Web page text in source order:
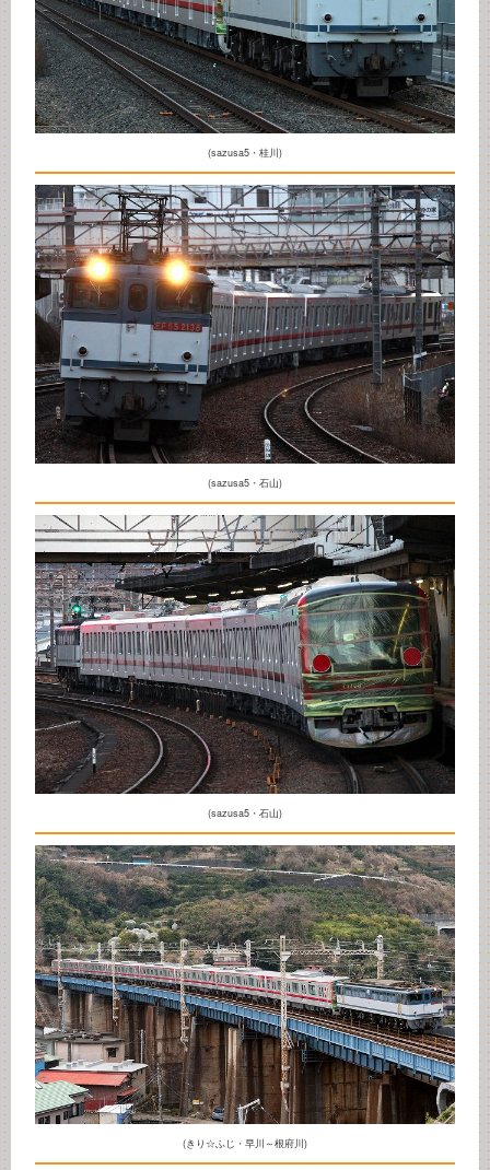
(sazusa5・桂川)
(sazusa5・石山)
(sazusa5・石山)
(きり☆ふじ・早川～根府川)